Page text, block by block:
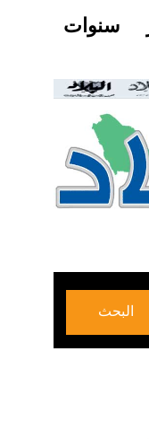
سنوات
البحث